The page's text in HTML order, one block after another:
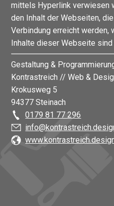
mittels Hyperlink verwiesen
den Inhalt der Webseiten,
Verbindung erreicht werden,
Inhalte dieser Webseite
Gestaltung &
Kontrastreich // Web &
Krokusweg 5
94377 Steinach
0179 81 77 296